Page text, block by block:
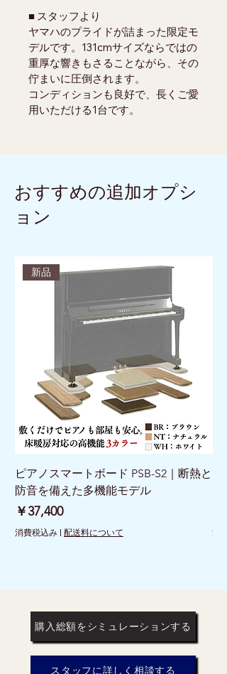
■ スタッフより
ヤマハのプライドが詰まった限定モ
デルです。131cmサイズならではの
重厚な響きもさることながら、その
佇まいに圧倒されます。
コンディションも良好で、長くご愛
用いただける1台です。
おすすめの追加オプシ
ョン
新品
ピアノスマートボード PSB-S2｜断熱と
防音を備えた多機能モデル
価格
￥37,400
消費税込み | 配送料について 消
購入総額をシミュレーションする
スタッフに詳しく相談する